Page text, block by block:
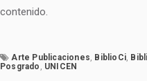
contenido.
Arte Publicaciones, BiblioCi,
Posgrado , UNICEN